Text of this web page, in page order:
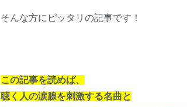
そんな方にピッタリの記事です！
この記事を読めば、
聴く人の涙腺を刺激する名曲と